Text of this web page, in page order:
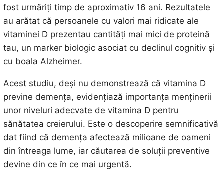
fost urmăriți timp de aproximativ 16 ani. Rezultatele
au arătat că persoanele cu valori mai ridicate ale
vitaminei D prezentau cantități mai mici de proteină
tau, un marker biologic asociat cu declinul cognitiv și
cu boala Alzheimer.
Acest studiu, deși nu demonstrează că vitamina D
previne demența, evidențiază importanța menținerii
unor niveluri adecvate de vitamina D pentru
sănătatea creierului. Este o descoperire semnificativă
dat fiind că demența afectează milioane de oameni
din întreaga lume, iar căutarea de soluții preventive
devine din ce în ce mai urgentă.